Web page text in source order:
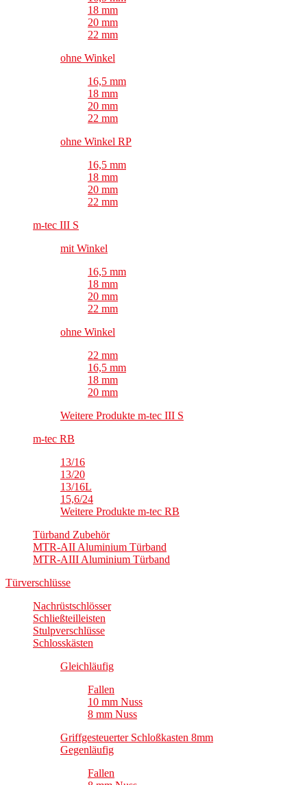
18 mm
20 mm
22 mm
ohne Winkel
16,5 mm
18 mm
20 mm
22 mm
ohne Winkel RP
16,5 mm
18 mm
20 mm
22 mm
m-tec III S
mit Winkel
16,5 mm
18 mm
20 mm
22 mm
ohne Winkel
22 mm
16,5 mm
18 mm
20 mm
Weitere Produkte m-tec III S
m-tec RB
13/16
13/20
13/16L
15,6/24
Weitere Produkte m-tec RB
Türband Zubehör
MTR-AII Aluminium Türband
MTR-AIII Aluminium Türband
Türverschlüsse
Nachrüstschlösser
Schließteilleisten
Stulpverschlüsse
Schlosskästen
Gleichläufig
Fallen
10 mm Nuss
8 mm Nuss
Griffgesteuerter Schloßkasten 8mm
Gegenläufig
Fallen